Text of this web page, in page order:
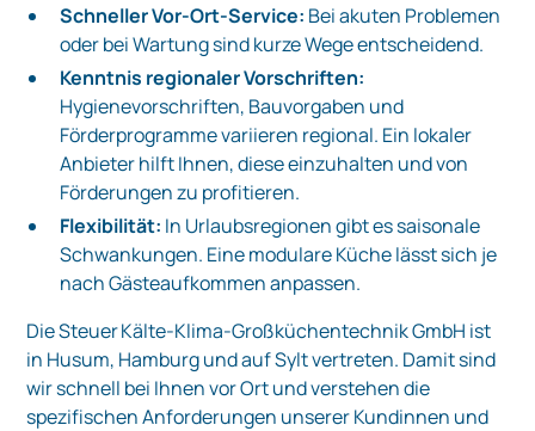
Schneller Vor-Ort-Service: Bei akuten Problemen
oder bei Wartung sind kurze Wege entscheidend.
Kenntnis regionaler Vorschriften:
Hygienevorschriften, Bauvorgaben und
Förderprogramme variieren regional. Ein lokaler
Anbieter hilft Ihnen, diese einzuhalten und von
Förderungen zu profitieren.
Flexibilität: In Urlaubsregionen gibt es saisonale
Schwankungen. Eine modulare Küche lässt sich je
nach Gästeaufkommen anpassen.
Die Steuer Kälte‑Klima‑Großküchentechnik GmbH ist
in Husum, Hamburg und auf Sylt vertreten. Damit sind
wir schnell bei Ihnen vor Ort und verstehen die
spezifischen Anforderungen unserer Kundinnen und